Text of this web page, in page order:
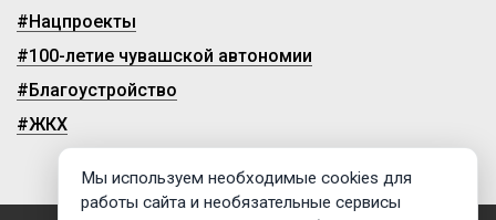
#Нацпроекты
#100-летие чувашской автономии
#Благоустройство
#ЖКХ
Мы используем необходимые cookies для
работы сайта и необязательные сервисы